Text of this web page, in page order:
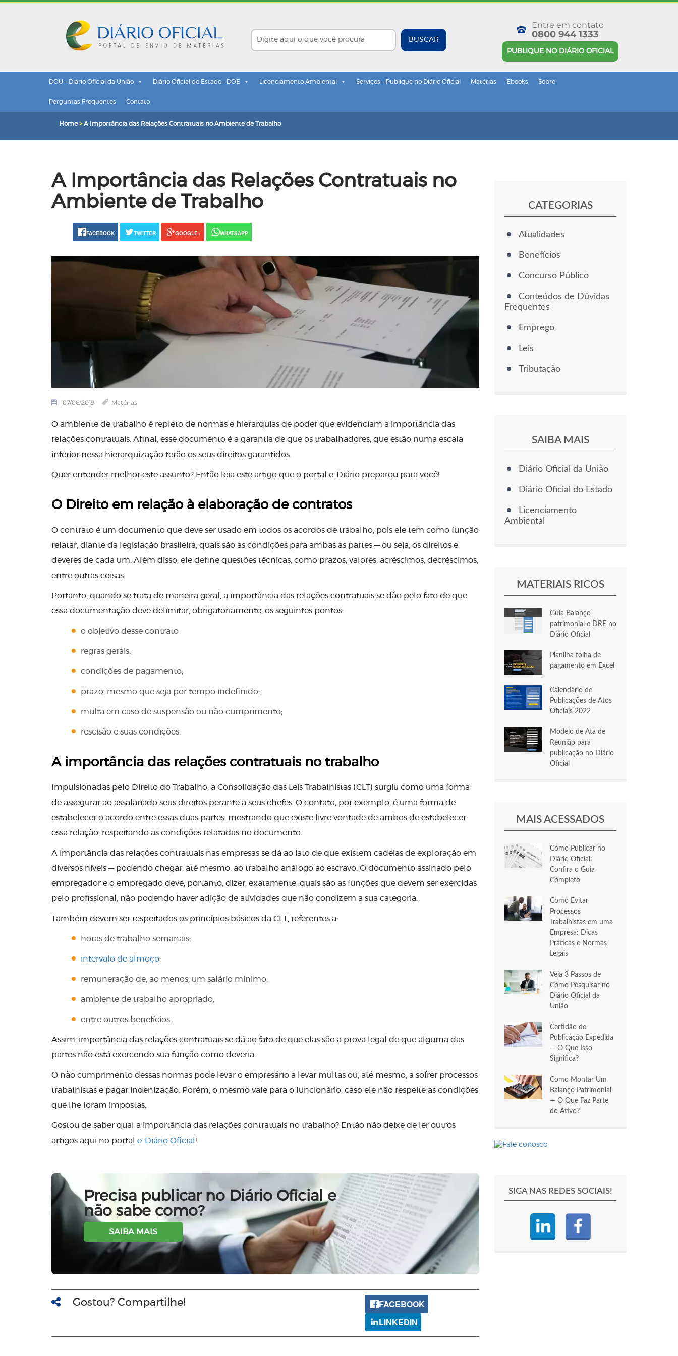
BUSCAR
Entre em contato
0800 944 1333
PUBLIQUE NO DIÁRIO OFICIAL
DOU – Diário Oficial da União Diário Oficial do Estado - DOE Licenciamento Ambiental Serviços – Publique no Diário Oficial Matérias Ebooks Sobre
Perguntas Frequentes Contato
Home > A Importância das Relações Contratuais no Ambiente de Trabalho
A Importância das Relações Contratuais no
Ambiente de Trabalho
FACEBOOK TWITTER GOOGLE+ WHATSAPP
07/06/2019 Matérias
O ambiente de trabalho é repleto de normas e hierarquias de poder que evidenciam a importância das
relações contratuais. Afinal, esse documento é a garantia de que os trabalhadores, que estão numa escala
inferior nessa hierarquização terão os seus direitos garantidos.
Quer entender melhor este assunto? Então leia este artigo que o portal e-Diário preparou para você!
O Direito em relação à elaboração de contratos
O contrato é um documento que deve ser usado em todos os acordos de trabalho, pois ele tem como função
relatar, diante da legislação brasileira, quais são as condições para ambas as partes — ou seja, os direitos e
deveres de cada um. Além disso, ele define questões técnicas, como prazos, valores, acréscimos, decréscimos,
entre outras coisas.
Portanto, quando se trata de maneira geral, a importância das relações contratuais se dão pelo fato de que
essa documentação deve delimitar, obrigatoriamente, os seguintes pontos:
o objetivo desse contrato
regras gerais;
condições de pagamento;
prazo, mesmo que seja por tempo indefinido;
multa em caso de suspensão ou não cumprimento;
rescisão e suas condições.
A importância das relações contratuais no trabalho
Impulsionadas pelo Direito do Trabalho, a Consolidação das Leis Trabalhistas (CLT) surgiu como uma forma
de assegurar ao assalariado seus direitos perante a seus chefes. O contato, por exemplo, é uma forma de
estabelecer o acordo entre essas duas partes, mostrando que existe livre vontade de ambos de estabelecer
essa relação, respeitando as condições relatadas no documento.
A importância das relações contratuais nas empresas se dá ao fato de que existem cadeias de exploração em
diversos níveis — podendo chegar, até mesmo, ao trabalho análogo ao escravo. O documento assinado pelo
empregador e o empregado deve, portanto, dizer, exatamente, quais são as funções que devem ser exercidas
pelo profissional, não podendo haver adição de atividades que não condizem a sua categoria.
Também devem ser respeitados os princípios básicos da CLT, referentes a:
horas de trabalho semanais;
intervalo de almoço;
remuneração de, ao menos, um salário mínimo;
ambiente de trabalho apropriado;
entre outros benefícios.
Assim, importância das relações contratuais se dá ao fato de que elas são a prova legal de que alguma das
partes não está exercendo sua função como deveria.
O não cumprimento dessas normas pode levar o empresário a levar multas ou, até mesmo, a sofrer processos
trabalhistas e pagar indenização. Porém, o mesmo vale para o funcionário, caso ele não respeite as condições
que lhe foram impostas.
Gostou de saber qual a importância das relações contratuais no trabalho? Então não deixe de ler outros
artigos aqui no portal e-Diário Oficial !
Precisa publicar no Diário Oficial e
não sabe como?
SAIBA MAIS
Gostou? Compartilhe!
FACEBOOK
LINKEDIN
CATEGORIAS
Atualidades
Benefícios
Concurso Público
Conteúdos de Dúvidas
Frequentes
Emprego
Leis
Tributação
SAIBA MAIS
Diário Oficial da União
Diário Oficial do Estado
Licenciamento
Ambiental
MATERIAIS RICOS
Guia Balanço
patrimonial e DRE no
Diário Oficial
Planilha folha de
pagamento em Excel
Calendário de
Publicações de Atos
Oficiais 2022
Modelo de Ata de
Reunião para
publicação no Diário
Oficial
MAIS ACESSADOS
Como Publicar no
Diário Oficial:
Confira o Guia
Completo
Como Evitar
Processos
Trabalhistas em uma
Empresa: Dicas
Práticas e Normas
Legais
Veja 3 Passos de
Como Pesquisar no
Diário Oficial da
União
Certidão de
Publicação Expedida
— O Que Isso
Significa?
Como Montar Um
Balanço Patrimonial
— O Que Faz Parte
do Ativo?
SIGA NAS REDES SOCIAIS!